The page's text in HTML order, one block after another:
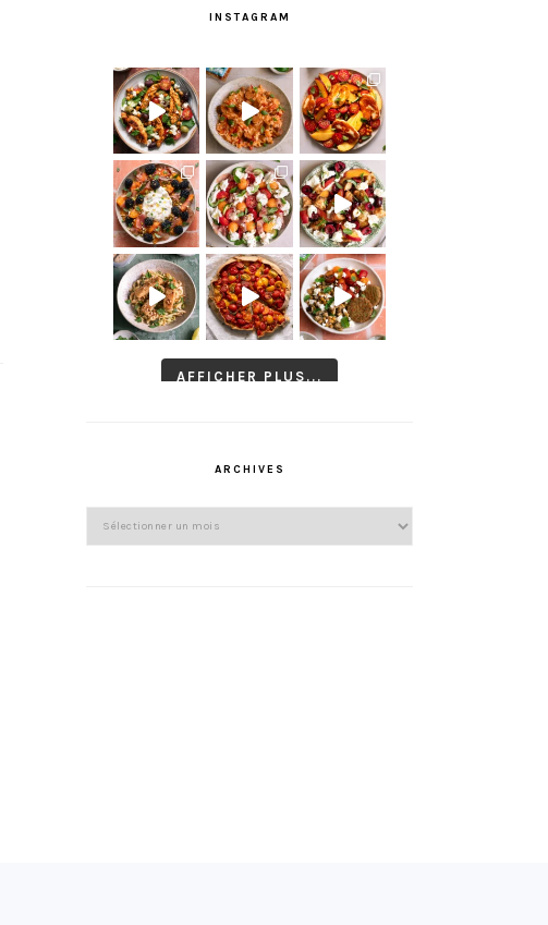
INSTAGRAM
AFFICHER PLUS...
ARCHIVES
Archives